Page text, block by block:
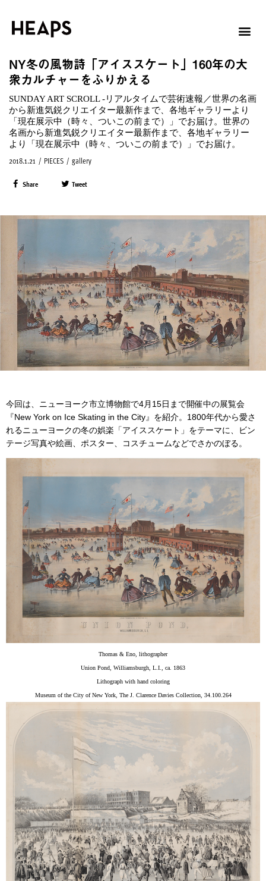
NY冬の風物詩「アイススケート」160年の大
衆カルチャーをふりかえる
SUNDAY ART SCROLL -リアルタイムで芸術速報／世界の名画
から新進気鋭クリエイター最新作まで、各地ギャラリーより
「現在展示中（時々、ついこの前まで）」でお届け。世界の
名画から新進気鋭クリエイター最新作まで、各地ギャラリー
より「現在展示中（時々、ついこの前まで）」でお届け。
2018.1.21 / PIECES / gallery
Share Tweet
今回は、ニューヨーク市立博物館で4月15日まで開催中の展覧会
『New York on Ice Skating in the City』を紹介。1800年代から愛さ
れるニューヨークの冬の娯楽「アイススケート」をテーマに、ビン
テージ写真や絵画、ポスター、コスチュームなどでさかのぼる。
Thomas & Eno, lithographer
Union Pond, Williamsburgh, L.I., ca. 1863
Lithograph with hand coloring
Museum of the City of New York, The J. Clarence Davies Collection, 34.100.264